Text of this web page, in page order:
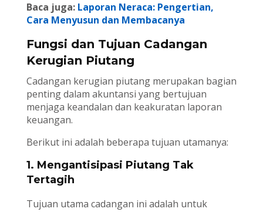
Baca juga: Laporan Neraca: Pengertian,
Cara Menyusun dan Membacanya
Fungsi dan Tujuan Cadangan
Kerugian Piutang
Cadangan kerugian piutang merupakan bagian
penting dalam akuntansi yang bertujuan
menjaga keandalan dan keakuratan laporan
keuangan.
Berikut ini adalah beberapa tujuan utamanya:
1. Mengantisipasi Piutang Tak
Tertagih
Tujuan utama cadangan ini adalah untuk